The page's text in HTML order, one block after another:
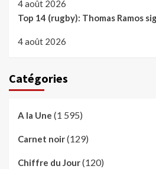
4 août 2026
Top 14 (rugby): Thomas Ramos
4 août 2026
Catégories
A la Une (1 595)
Carnet noir(129)
Chiffre du Jour(120)